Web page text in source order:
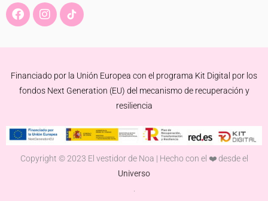
F
a
e
o
k
I
n
t
r
a
Financiado por la Unión Europea con el programa Kit Digital por los
fondos Next Generation (EU) del mecanismo de recuperación y
resiliencia
Copyright © 2023 El vestidor de Noa | Hecho con el ❤️ desde el
Universo
.